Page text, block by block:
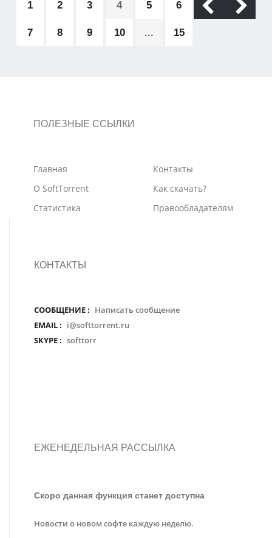
1 2 3 4 5 6
7 8 9 10 ... 15
ПОЛЕЗНЫЕ ССЫЛКИ
Главная
О SoftTorrent
Статистика
Контакты
Как скачать?
Правообладателям
КОНТАКТЫ
СООБЩЕНИЕ : Написать сообщение
EMAIL : i@softtorrent.ru
SKYPE : softtorr
ЕЖЕНЕДЕЛЬНАЯ РАССЫЛКА
Скоро данная функция станет доступна
Новости о новом софте каждую неделю.